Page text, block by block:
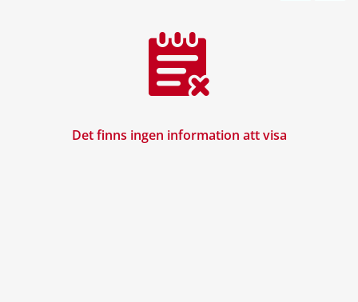
Det finns ingen information att visa